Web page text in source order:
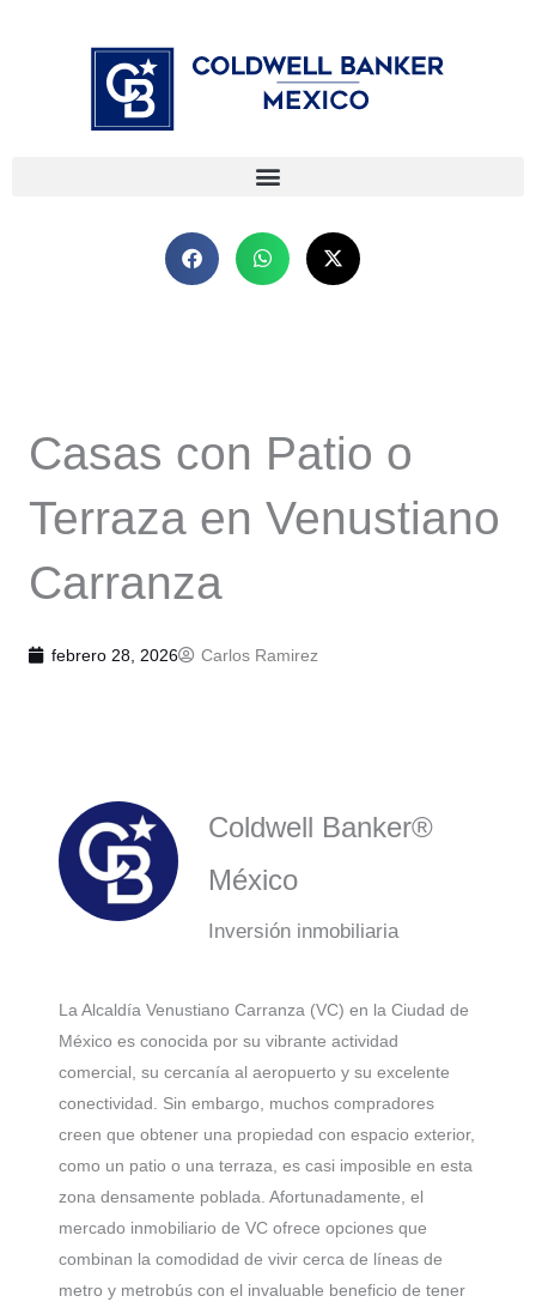
Casas con Patio o
Terraza en Venustiano
Carranza
febrero 28, 2026 Carlos Ramirez
Coldwell Banker®
México
Inversión inmobiliaria
La Alcaldía Venustiano Carranza (VC) en la Ciudad de
México es conocida por su vibrante actividad
comercial, su cercanía al aeropuerto y su excelente
conectividad. Sin embargo, muchos compradores
creen que obtener una propiedad con espacio exterior,
como un patio o una terraza, es casi imposible en esta
zona densamente poblada. Afortunadamente, el
mercado inmobiliario de VC ofrece opciones que
combinan la comodidad de vivir cerca de líneas de
metro y metrobús con el invaluable beneficio de tener